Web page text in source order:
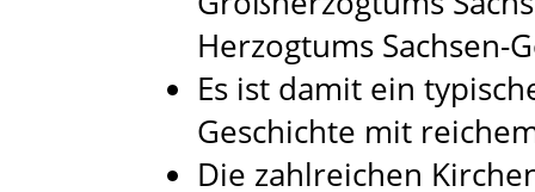
Herzogtums Sachsen-
Es ist damit ein
Geschichte mit
Die zahlreichen